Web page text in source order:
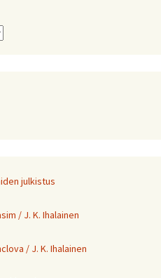
julkistus
/ J. K. Ihalainen
/ J. K. Ihalainen